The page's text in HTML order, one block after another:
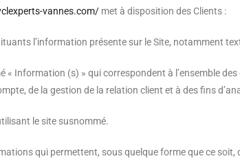
vannes.com/ met à disposition des Clients :
l’information présente sur le Site, notamment
« Information (s) » qui correspondent à l’ensemble
de la gestion de la relation client et à des fins
le site susnommé.
qui permettent, sous quelque forme que ce